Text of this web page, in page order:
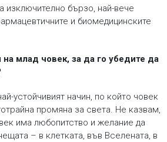
изключително бързо, най-вече
и биомедицинските
на млад човек, за да го убедите да
устойчивият начин, по който човек
промяна за света. Не казвам,
има любопитство и желание да
– в клетката, във Вселената, в